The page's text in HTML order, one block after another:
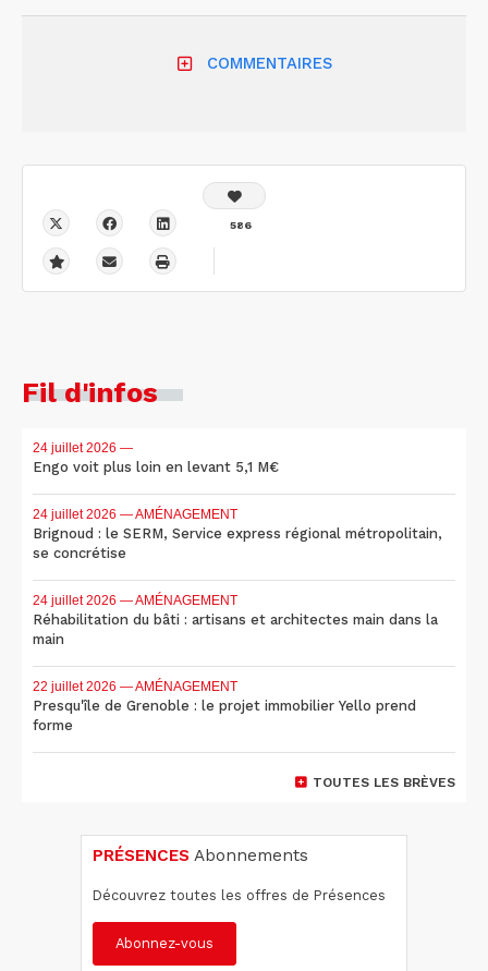
COMMENTAIRES
586
Fil d'infos
24 juillet 2026 —
Engo voit plus loin en levant 5,1 M€
24 juillet 2026 — AMÉNAGEMENT
Brignoud : le SERM, Service express régional métropolitain,
se concrétise
24 juillet 2026 — AMÉNAGEMENT
Réhabilitation du bâti : artisans et architectes main dans la
main
22 juillet 2026 — AMÉNAGEMENT
Presqu'île de Grenoble : le projet immobilier Yello prend
forme
TOUTES LES BRÈVES
PRÉSENCES Abonnements
Découvrez toutes les offres de Présences
Abonnez-vous